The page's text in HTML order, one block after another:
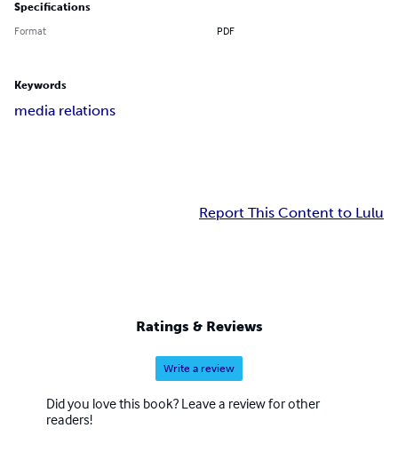
Specifications
Format PDF
Keywords
media relations
Report This Content to Lulu
Ratings & Reviews
Write a review
Did you love this book? Leave a review for other
readers!